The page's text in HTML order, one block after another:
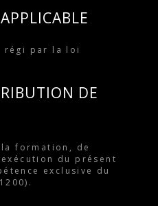
régi par la loi
DE
formation, de
du présent
exclusive du